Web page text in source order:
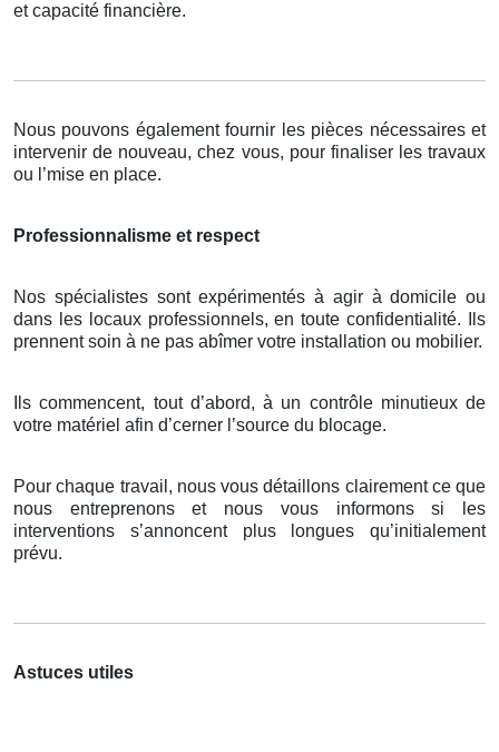
et capacité financière.
Nous pouvons également fournir les pièces nécessaires et
intervenir de nouveau, chez vous, pour finaliser les travaux
ou l’mise en place.
Professionnalisme et respect
Nos spécialistes sont expérimentés à agir à domicile ou
dans les locaux professionnels, en toute confidentialité. Ils
prennent soin à ne pas abîmer votre installation ou mobilier.
Ils commencent, tout d’abord, à un contrôle minutieux de
votre matériel afin d’cerner l’source du blocage.
Pour chaque travail, nous vous détaillons clairement ce que
nous entreprenons et nous vous informons si les
interventions s’annoncent plus longues qu’initialement
prévu.
Astuces utiles